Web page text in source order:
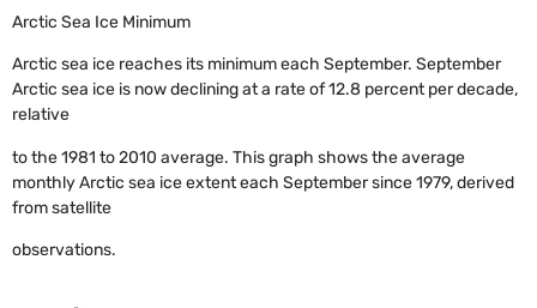
Arctic Sea Ice Minimum
Arctic sea ice reaches its minimum each September. September
Arctic sea ice is now declining at a rate of 12.8 percent per decade,
relative
to the 1981 to 2010 average. This graph shows the average
monthly Arctic sea ice extent each September since 1979, derived
from satellite
observations.